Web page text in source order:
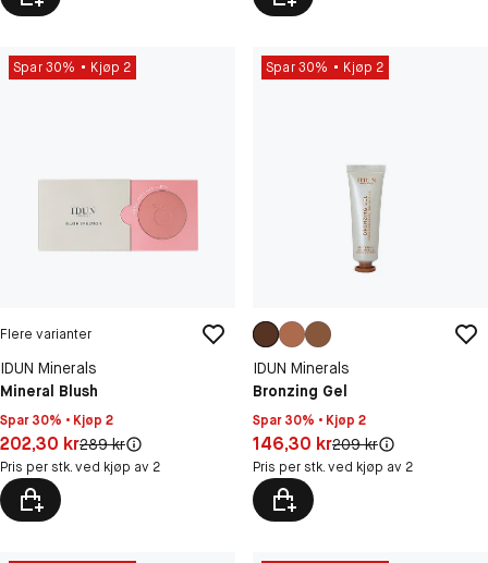
Spar 30% Kjøp 2
Flere varianter
IDUN Minerals
Mineral Blush
Spar 30% • Kjøp 2
Pris: 202,30 kr
202,30 krOriginal pris:
289 kr
Pris per stk. ved kjøp av 2
Spar 30% Kjøp 2
IDUN Minerals
Bronzing Gel
Spar 30% • Kjøp 2
Pris: 146,30 kr
146,30 krOriginal pris:
209 kr
Pris per stk. ved kjøp av 2